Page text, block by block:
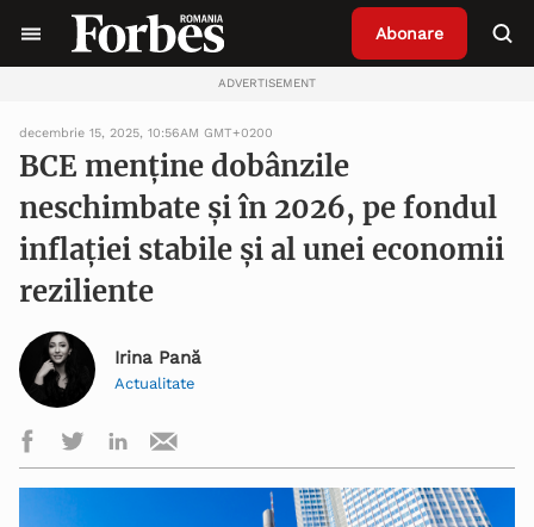
Abonare
ADVERTISEMENT
decembrie 15, 2025, 10:56AM GMT+0200
BCE menține dobânzile
neschimbate și în 2026, pe fondul
inflației stabile și al unei economii
reziliente
Irina Pană
Actualitate